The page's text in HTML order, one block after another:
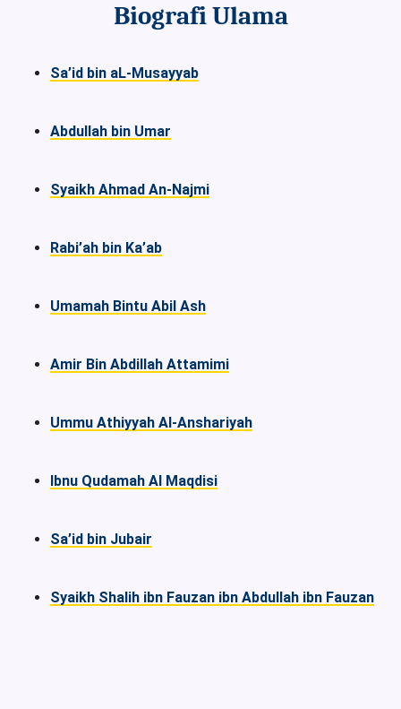
Biografi Ulama
Sa’id bin aL-Musayyab
Abdullah bin Umar
Syaikh Ahmad An-Najmi
Rabi’ah bin Ka’ab
Umamah Bintu Abil Ash
Amir Bin Abdillah Attamimi
Ummu Athiyyah Al-Anshariyah
Ibnu Qudamah Al Maqdisi
Sa’id bin Jubair
Syaikh Shalih ibn Fauzan ibn Abdullah ibn Fauzan